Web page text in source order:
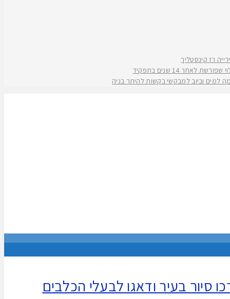
14 שנים בתפקיד
למים וביוב למבקשי בקשות להיתר בניה
סיור בעיר ודאגו לבעלי הכלבים